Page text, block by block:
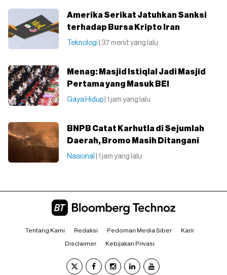
Amerika Serikat Jatuhkan Sanksi
terhadap Bursa Kripto Iran
Teknologi | 37 menit yang lalu
Menag: Masjid Istiqlal Jadi Masjid
Pertama yang Masuk BEI
Gaya Hidup | 1 jam yang lalu
BNPB Catat Karhutla di Sejumlah
Daerah, Bromo Masih Ditangani
Nasional | 1 jam yang lalu
Tentang Kami Redaksi Pedoman Media Siber Karir
Disclaimer Kebijakan Privasi